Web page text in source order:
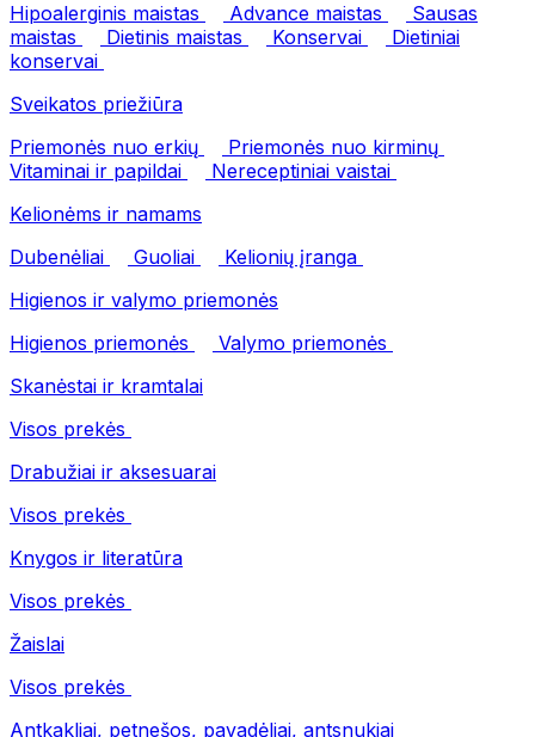
Hipoalerginis maistas
Advance maistas
Sausas
maistas
Dietinis maistas Konservai
Dietiniai
konservai
Sveikatos priežiūra
Priemonės nuo erkių
Priemonės nuo kirminų
Vitaminai ir papildai
Nereceptiniai vaistai
Kelionėms ir namams
Dubenėliai
Guoliai
Kelionių įranga
Higienos ir valymo priemonės
Higienos priemonės
Valymo priemonės
Skanėstai ir kramtalai
Visos prekės
Drabužiai ir aksesuarai
Visos prekės
Knygos ir literatūra
Visos prekės
Žaislai
Visos prekės
Antkakliai, petnešos, pavadėliai, antsnukiai